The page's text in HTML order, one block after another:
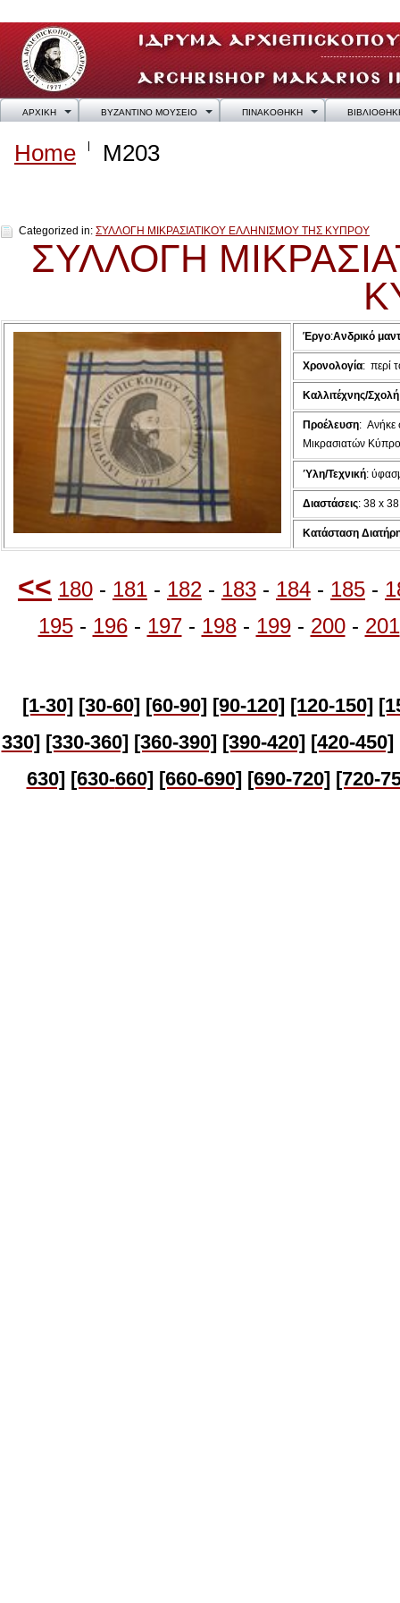
ΑΡΧΙΚΗ ΒΥΖΑΝΤΙΝΟ ΜΟΥΣΕΙΟ ΠΙΝΑΚΟΘΗΚΗ
Home M203
Categorized in: ΣΥΛΛΟΓΗ ΜΙΚΡΑΣΙΑΤΙΚΟΥ ΕΛΛΗΝΙΣΜΟΥ ΤΗΣ ΚΥΠΡΟΥ
ΣΥΛΛΟΓΗ
Έργο:Ανδρικό
Χρονολογία:
Καλλιτέχνης/Σχολή
Προέλευση: Ανήκε
Μικρασιατών
Ύλη/Τεχνική:
Διαστάσεις: 38 x 38
Κατάσταση
<< 180 - 181 - 182 - 183 - 184 - 185 -
195- 196- 197- 198- 199- 200- 201
[1-30] [30-60] [60-90] [90-120] [120-150]
330] [330-360] [360-390] [390-420] [420-450]
630] [630-660] [660-690] [690-720] [720-